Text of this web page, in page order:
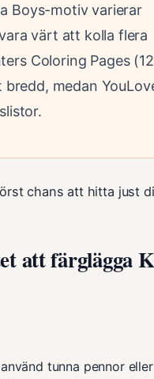
Boys-motiv varierar
värt att kolla flera
Coloring Pages
medan
chans att hitta just
att färglägga
tunna pennor eller